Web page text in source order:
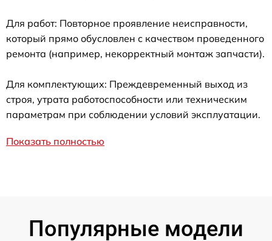
Для работ: Повторное проявление неисправности,
который прямо обусловлен с качеством проведенного
ремонта (например, некорректный монтаж запчасти).
Для комплектующих: Преждевременный выход из
строя, утрата работоспособности или техническим
параметрам при соблюдении условий эксплуатации.
Показать полностью
Популярные модели